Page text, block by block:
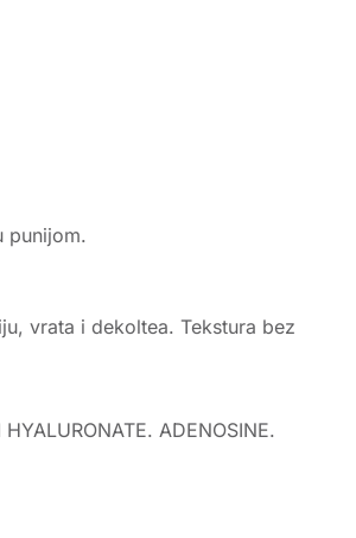
punijom.
vrata i dekoltea. Tekstura bez
ADENOSINE.